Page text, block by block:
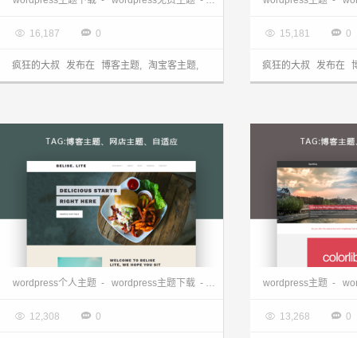
 16,187  0
疯狂的大叔 发布在 博客主题, 淘宝客主题,
 15,181  0
疯狂的大叔 发布在
wordpress自适应博客主题、网店主题—Belise.lite
wordpress个人主题 - wordpress主题下载 - wordpress免费主题 - wordpress
 12,308  0
wordpress主题 -
 13,268  0